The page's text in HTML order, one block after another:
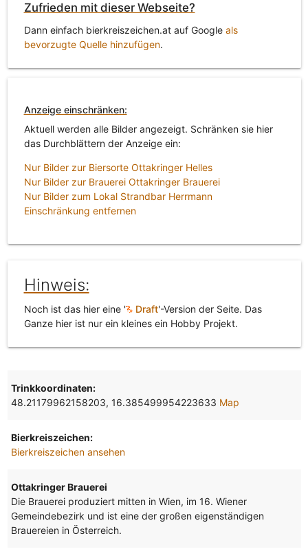
Zufrieden mit dieser Webseite?
Dann einfach bierkreiszeichen.at auf Google als
bevorzugte Quelle hinzufügen.
Anzeige einschränken:
Aktuell werden alle Bilder angezeigt. Schränken sie hier
das Durchblättern der Anzeige ein:
Nur Bilder zur Biersorte Ottakringer Helles
Nur Bilder zur Brauerei Ottakringer Brauerei
Nur Bilder zum Lokal Strandbar Herrmann
Einschränkung entfernen
Hinweis:
Noch ist das hier eine ' Draft'-Version der Seite. Das
Ganze hier ist nur ein kleines ein Hobby Projekt.
Trinkkoordinaten:
48.21179962158203, 16.385499954223633 Map
Bierkreiszeichen:
Bierkreiszeichen ansehen
Ottakringer Brauerei
Die Brauerei produziert mitten in Wien, im 16. Wiener
Gemeindebezirk und ist eine der großen eigenständigen
Brauereien in Österreich.